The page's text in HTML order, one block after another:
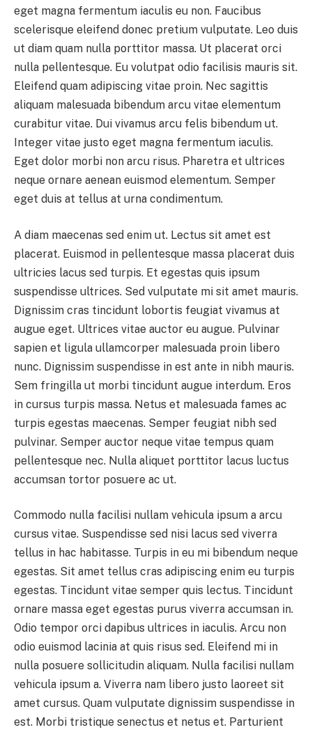
eget magna fermentum iaculis eu non. Faucibus
scelerisque eleifend donec pretium vulputate. Leo duis
ut diam quam nulla porttitor massa. Ut placerat orci
nulla pellentesque. Eu volutpat odio facilisis mauris sit.
Eleifend quam adipiscing vitae proin. Nec sagittis
aliquam malesuada bibendum arcu vitae elementum
curabitur vitae. Dui vivamus arcu felis bibendum ut.
Integer vitae justo eget magna fermentum iaculis.
Eget dolor morbi non arcu risus. Pharetra et ultrices
neque ornare aenean euismod elementum. Semper
eget duis at tellus at urna condimentum.
A diam maecenas sed enim ut. Lectus sit amet est
placerat. Euismod in pellentesque massa placerat duis
ultricies lacus sed turpis. Et egestas quis ipsum
suspendisse ultrices. Sed vulputate mi sit amet mauris.
Dignissim cras tincidunt lobortis feugiat vivamus at
augue eget. Ultrices vitae auctor eu augue. Pulvinar
sapien et ligula ullamcorper malesuada proin libero
nunc. Dignissim suspendisse in est ante in nibh mauris.
Sem fringilla ut morbi tincidunt augue interdum. Eros
in cursus turpis massa. Netus et malesuada fames ac
turpis egestas maecenas. Semper feugiat nibh sed
pulvinar. Semper auctor neque vitae tempus quam
pellentesque nec. Nulla aliquet porttitor lacus luctus
accumsan tortor posuere ac ut.
Commodo nulla facilisi nullam vehicula ipsum a arcu
cursus vitae. Suspendisse sed nisi lacus sed viverra
tellus in hac habitasse. Turpis in eu mi bibendum neque
egestas. Sit amet tellus cras adipiscing enim eu turpis
egestas. Tincidunt vitae semper quis lectus. Tincidunt
ornare massa eget egestas purus viverra accumsan in.
Odio tempor orci dapibus ultrices in iaculis. Arcu non
odio euismod lacinia at quis risus sed. Eleifend mi in
nulla posuere sollicitudin aliquam. Nulla facilisi nullam
vehicula ipsum a. Viverra nam libero justo laoreet sit
amet cursus. Quam vulputate dignissim suspendisse in
est. Morbi tristique senectus et netus et. Parturient